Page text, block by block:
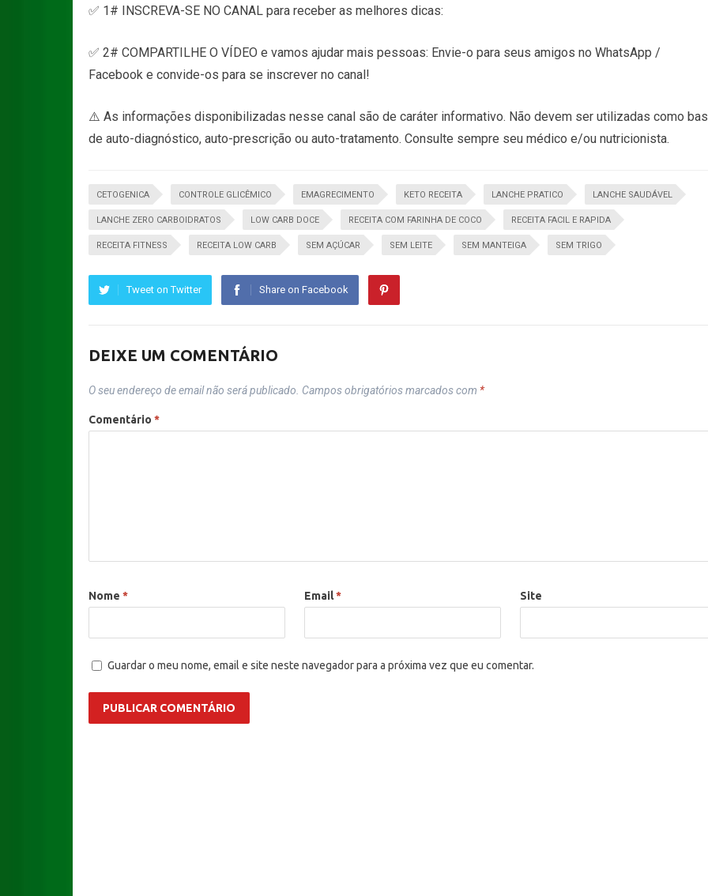
✅ 1# INSCREVA-SE NO CANAL para receber as melhores dicas:
✅ 2# COMPARTILHE O VÍDEO e vamos ajudar mais pessoas: Envie-o para seus amigos no WhatsApp /
Facebook e convide-os para se inscrever no canal!
⚠️ As informações disponibilizadas nesse canal são de caráter informativo. Não devem ser utilizadas como
de auto-diagnóstico, auto-prescrição ou auto-tratamento. Consulte sempre seu médico e/ou nutricionista.
CETOGENICA CONTROLE GLICÊMICO EMAGRECIMENTO KETO RECEITA LANCHE PRATICO LANCHE SAUDÁVEL
LANCHE ZERO CARBOIDRATOS LOW CARB DOCE RECEITA COM FARINHA DE COCO RECEITA FACIL E RAPIDA
RECEITA FITNESS RECEITA LOW CARB SEM AÇÚCAR SEM LEITE SEM MANTEIGA SEM TRIGO
Tweet on Twitter Share on Facebook
DEIXE UM COMENTÁRIO
O seu endereço de email não será publicado. Campos obrigatórios marcados com *
Comentário *
Nome * Email* Site
Guardar o meu nome, email e site neste navegador para a próxima vez que eu comentar.